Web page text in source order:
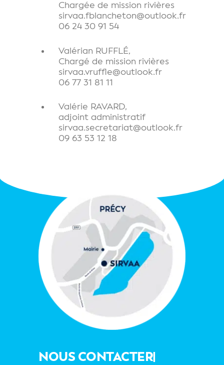
Chargée de mission rivières
sirvaa.fblancheton@outlook.fr
06 24 30 91 54
Valérian RUFFLÉ,
Chargé de mission rivières
sirvaa.vruffle@outlook.fr
06 77 31 81 11
Valérie RAVARD,
adjoint administratif
sirvaa.secretariat@outlook.fr
09 63 53 12 18
NOUS CONTACTER|